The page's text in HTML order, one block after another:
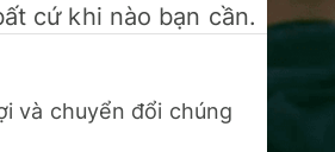
cứ khi nào bạn cần.
và chuyển đổi chúng